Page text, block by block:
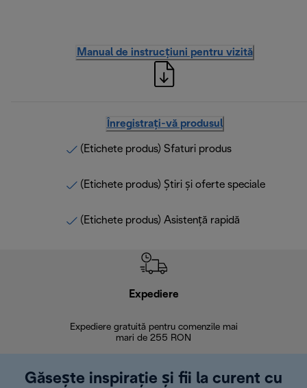
Manual de instrucțiuni pentru vizită
Înregistrați-vă produsul
(Etichete produs) Sfaturi produs
(Etichete produs) Știri și oferte speciale
(Etichete produs) Asistență rapidă
Expediere
Expediere gratuită pentru comenzile mai
mari de 255 RON
Găsește inspirație și fii la curent cu